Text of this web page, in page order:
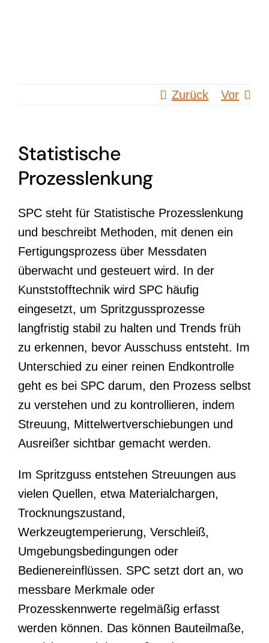
Zurück Vor
Statistische
Prozesslenkung
SPC steht für Statistische Prozesslenkung
und beschreibt Methoden, mit denen ein
Fertigungsprozess über Messdaten
überwacht und gesteuert wird. In der
Kunststofftechnik wird SPC häufig
eingesetzt, um Spritzgussprozesse
langfristig stabil zu halten und Trends früh
zu erkennen, bevor Ausschuss entsteht. Im
Unterschied zu einer reinen Endkontrolle
geht es bei SPC darum, den Prozess selbst
zu verstehen und zu kontrollieren, indem
Streuung, Mittelwertverschiebungen und
Ausreißer sichtbar gemacht werden.
Im Spritzguss entstehen Streuungen aus
vielen Quellen, etwa Materialchargen,
Trocknungszustand,
Werkzeugtemperierung, Verschleiß,
Umgebungsbedingungen oder
Bedienereinflüssen. SPC setzt dort an, wo
messbare Merkmale oder
Prozesskennwerte regelmäßig erfasst
werden können. Das können Bauteilmaße,